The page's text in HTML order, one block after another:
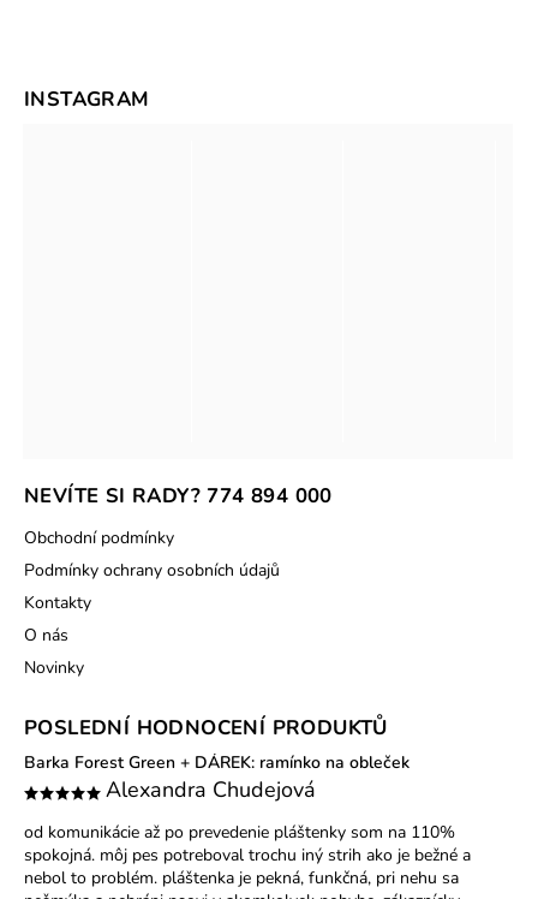
NEVÍTE SI RADY? 774 894 000
Obchodní podmínky
Podmínky ochrany osobních údajů
Kontakty
O nás
Novinky
POSLEDNÍ HODNOCENÍ PRODUKTŮ
Barka Forest Green + DÁREK: ramínko na obleček
Alexandra Chudejová
od komunikácie až po prevedenie pláštenky som na 110%
spokojná. môj pes potreboval trochu iný strih ako je bežné a
nebol to problém. pláštenka je pekná, funkčná, pri nehu sa
INSTAGRAM